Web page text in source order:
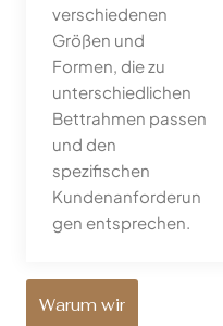
verschiedenen
Größen und
Formen, die zu
unterschiedlichen
Bettrahmen passen
und den
spezifischen
Kundenanforderun
gen entsprechen.
Warum wir